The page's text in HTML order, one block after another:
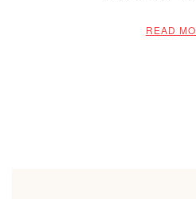
READ